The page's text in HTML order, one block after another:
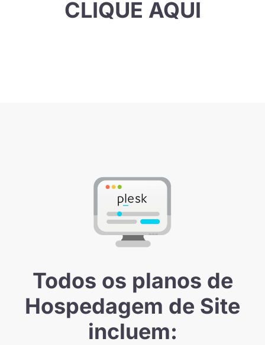
CLIQUE AQUI
Todos os planos de
Hospedagem de Site
incluem: